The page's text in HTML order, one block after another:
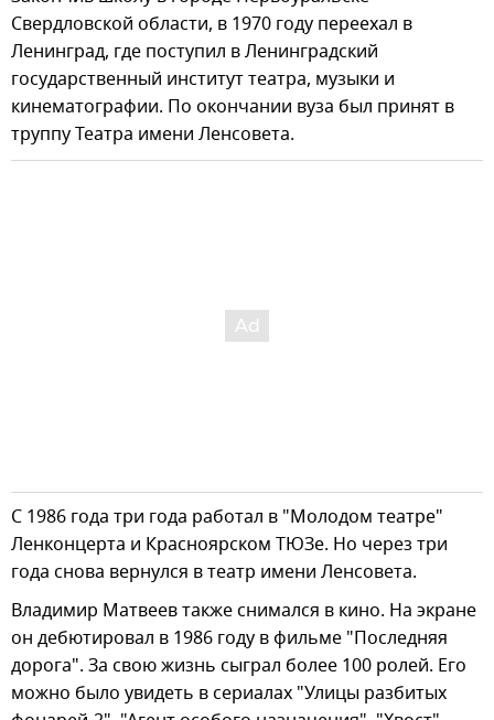
Свердловской области, в 1970 году переехал в
Ленинград, где поступил в Ленинградский
государственный институт театра, музыки и
кинематографии. По окончании вуза был принят в
труппу Театра имени Ленсовета.
С 1986 года три года работал в "Молодом театре"
Ленконцерта и Красноярском ТЮЗе. Но через три
года снова вернулся в театр имени Ленсовета.
Владимир Матвеев также снимался в кино. На экране
он дебютировал в 1986 году в фильме "Последняя
дорога". За свою жизнь сыграл более 100 ролей. Его
можно было увидеть в сериалах "Улицы разбитых